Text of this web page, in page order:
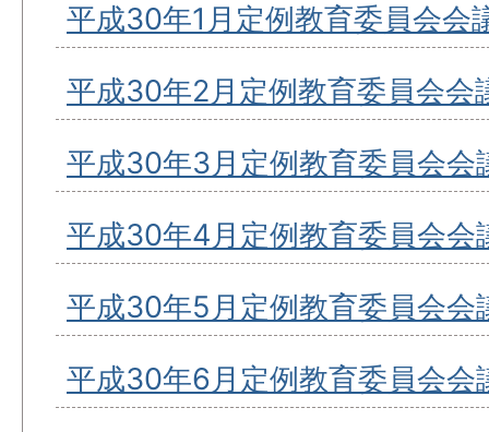
平成30年1月定例教育委員会会
平成30年2月定例教育委員会会
平成30年3月定例教育委員会会
平成30年4月定例教育委員会会
平成30年5月定例教育委員会会
平成30年6月定例教育委員会会